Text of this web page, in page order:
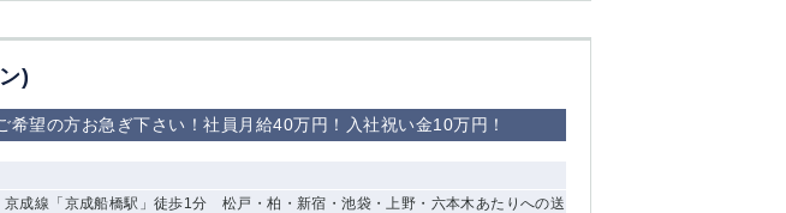
)
望の方お急ぎ下さい！社員月給40万円！入社祝い金10万円！
成線「京成船橋駅」徒歩1分 松戸・柏・新宿・池袋・上野・六本木あたりへの送
東武宇都宮（宇
都宮西口）